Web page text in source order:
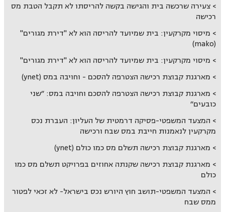
צעירה שרכשה בית והגישה בקשה להריסתו לא תקבל הטבת מס
רכישה
מיסוי מקרקעין: בית שמיועד להריסה הוא לא "דירת מגורים"
(mako)
מיסוי מקרקעין: בית שמיועד להריסה הוא לא "דירת מגורים"
מארגנת קבוצת רכישה הצטרפה להסכם - וחויבה במס (ynet)
מארגנת קבוצת רכישה הצטרפה להסכם וחויבה במס: ״שני
כובעים״
המצעד המשפטי-פסיקה דרמטית של העליון: העברת נכס
מקרקעין לנאמנות חייבת במס שבח ורכישה
מארגנת קבוצת רכישה תשלם מס כמו כולם (ynet)
מארגנת קבוצת רכישה שקנתה אחוזים בפרויקט תשלם מס כמו
כולם
המצעד המשפטי-תושב חוץ היורש נכס בישראל- לא זכאי לפטור
ממס שבח